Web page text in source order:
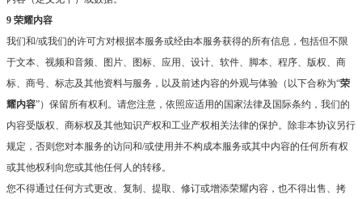
9 荣耀内容
我们和/或我们的许可方对根据本服务或经由本服务获得的所有信息，包括但不限
于文本、视频和音频、图片、图标、应用、设计、软件、脚本、程序、版权、商
标、商号、标志及其他资料与服务，以及前述内容的外观与体验（以下合称为“荣
耀内容”）保留所有权利。请您注意，依照应适用的国家法律及国际条约，我们的
内容受版权、商标权及其他知识产权和工业产权相关法律的保护。除非本协议另行
规定，否则您对本服务的访问和/或使用并不构成本服务或其中内容的任何所有权
或其他权利向您或其他任何人的转移。
您不得通过任何方式更改、复制、提取、修订或增添荣耀内容，也不得出售、拷